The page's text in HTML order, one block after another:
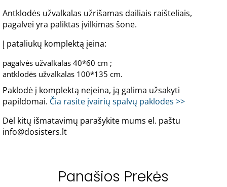
Antklodės užvalkalas užrišamas dailiais raišteliais,
pagalvei yra paliktas įvilkimas šone.
Į pataliukų komplektą įeina:
pagalvės užvalkalas 40*60 cm ;
antklodės užvalkalas 100*135 cm.
Paklodė į komplektą neįeina, ją galima užsakyti
papildomai. Čia rasite įvairių spalvų paklodes >>
Dėl kitų išmatavimų parašykite mums el. paštu
info@dosisters.lt
Panašios Prekės